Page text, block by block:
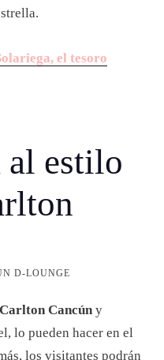
el tesoro
al estilo
D-LOUNGE
Cancún y
lo pueden hacer en el
los visitantes podrán